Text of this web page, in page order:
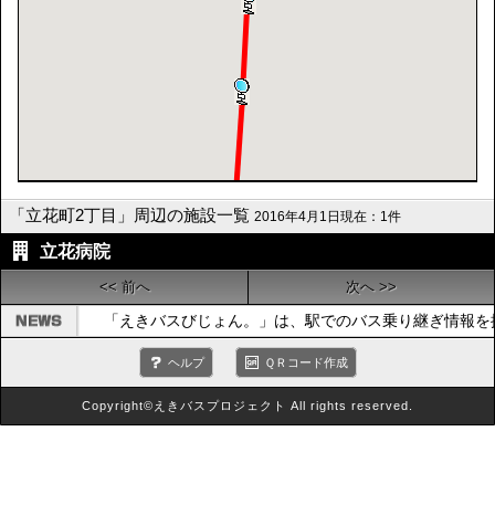
「立花町2丁目」周辺の施設一覧 2016年4月1日現在：1件
立花病院
<< 前へ 次へ >>
「えきバスびじょん。」は、駅でのバス乗り継ぎ情報
ヘルプ ＱＲコード作成
Copyright©えきバスプロジェクト All rights reserved.